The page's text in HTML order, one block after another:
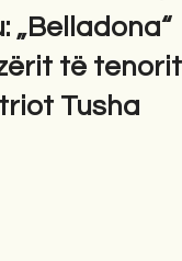
„Belladona“
të tenorit
Tusha